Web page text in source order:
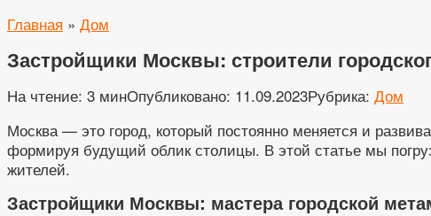
Главная » Дом
Застройщики Москвы: строители
На чтение: 3 минОпубликовано: 11.09.2023Рубрика: Дом
Москва — это город, который постоянно меняется и
формируя будущий облик столицы. В этой статье мы
жителей.
Застройщики Москвы: мастера городской